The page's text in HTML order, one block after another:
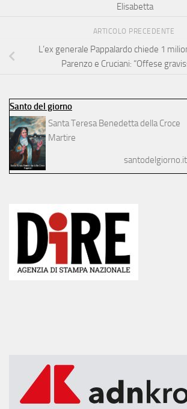
Elisabetta
ARTICOLO PRECEDENTE
L’ex generale Pappalardo chiede 1
Parenzo e Cruciani: “Offese
Santo del giorno
Santa Teresa Benedetta della Croce
Martire
santodelgiorno.it